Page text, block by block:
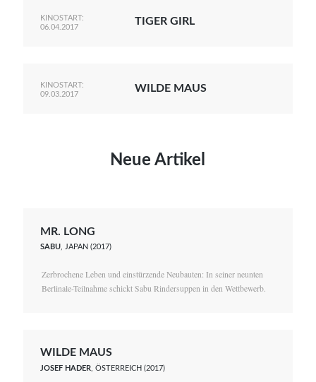
KINOSTART:
06.04.2017
TIGER GIRL
KINOSTART:
09.03.2017
WILDE MAUS
Neue Artikel
MR. LONG
SABU, JAPAN (2017)
Zerbrochene Leben und einstürzende Neubauten: In seiner neunten
Berlinale-Teilnahme schickt Sabu Rindersuppen in den Wettbewerb.
WILDE MAUS
JOSEF HADER , ÖSTERREICH (2017)